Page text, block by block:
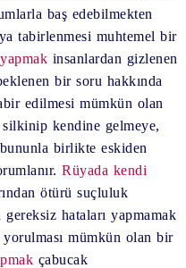
baş edebilmekten
tabirlenmesi muhtemel bir
yapmak insanlardan gizlenen
bir soru hakkında
edilmesi mümkün olan
silkinip kendine gelmeye,
birlikte eskiden
Rüyada kendi
ötürü suçluluk
hataları yapmamak
mümkün olan bir
çabucak